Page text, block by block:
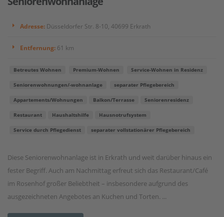
Adresse: Düsseldorfer Str. 8-10, 40699 Erkrath
Entfernung: 61 km
Betreutes Wohnen Premium-Wohnen Service-Wohnen in Residenz
Seniorenwohnungen/-wohnanlage separater Pflegebereich
Appartements/Wohnungen Balkon/Terrasse Seniorenresidenz
Restaurant Haushaltshilfe Hausnotrufsystem
Service durch Pflegedienst separater vollstationärer Pflegebereich
Diese Seniorenwohnanlage ist in Erkrath und weit darüber hinaus ein
fester Begriff. Auch am Nachmittag erfreut sich das Restaurant/Café
im Rosenhof großer Beliebtheit – insbesondere aufgrund des
ausgezeichneten Angebotes an Kuchen und Torten. ...